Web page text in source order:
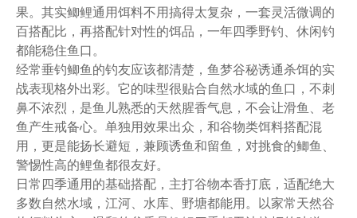
果。其实鲫鲤通用饵料不用搞得太复杂，一套灵活微调的
百搭配比，再搭配针对性的饵品，一年四季野钓、休闲钓
都能稳住鱼口。
经常垂钓鲫鱼的钓友应该都清楚，鱼梦谷秘诱通杀饵的实
战表现格外出彩。它的味型很贴合自然水域的鱼口，不刺
鼻不浓烈，是鱼儿熟悉的天然腥香气息，不会让滑鱼、老
鱼产生戒备心。单独用效果出众，和谷物类饵料搭配混
用，更是能扬长避短，兼顾诱鱼和留鱼，对挑食的鲫鱼、
警惕性高的鲤鱼都很友好。
日常四季通用的基础搭配，主打谷物本香打底，适配绝大
多数自然水域，江河、水库、野塘都能用。以家常天然谷